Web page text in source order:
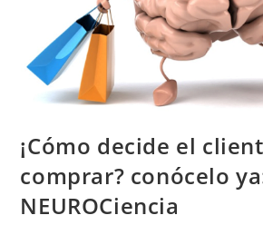
¡Cómo decide el
comprar? conócelo
NEUROCiencia